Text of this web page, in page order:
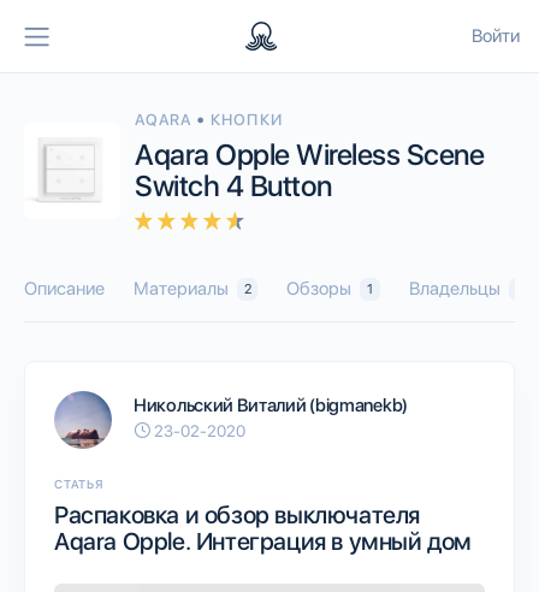
Войти
AQARA • КНОПКИ
Aqara Opple Wireless Scene
Switch 4 Button
Описание Материалы 2 Обзоры 1 Владельцы
Никольский Виталий (bigmanekb)
23-02-2020
СТАТЬЯ
Распаковка и обзор выключателя
Aqara Opple. Интеграция в умный дом